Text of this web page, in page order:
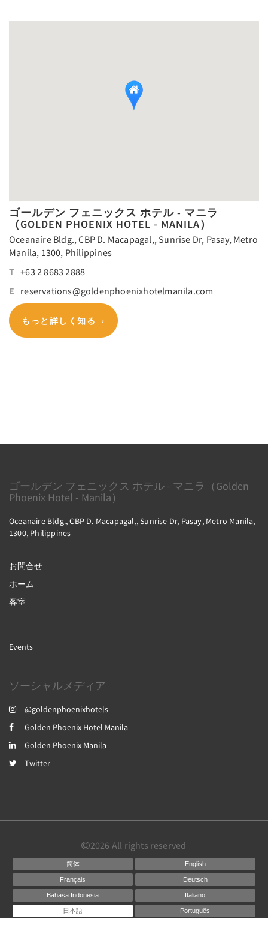
ゴールデン フェニックス ホテル - マニラ
（GOLDEN PHOENIX HOTEL - MANILA）
Oceanaire Bldg., CBP D. Macapagal,, Sunrise Dr, Pasay, Metro
Manila, 1300, Philippines
T +63 2 8683 2888
E reservations@goldenphoenixhotelmanila.com
もっと詳しく知る
ゴールデン フェニックス ホテル - マニラ（Golden
Phoenix Hotel - Manila）
Oceanaire Bldg., CBP D. Macapagal,, Sunrise Dr, Pasay, Metro Manila,
1300, Philippines
お問合せ
ホーム
客室
Events
ソーシャルメディア
@goldenphoenixhotels
Golden Phoenix Hotel Manila
Golden Phoenix Manila
Twitter
2026 All rights reserved
简体 English
Français Deutsch
Bahasa Indonesia Italiano
日本語 Português